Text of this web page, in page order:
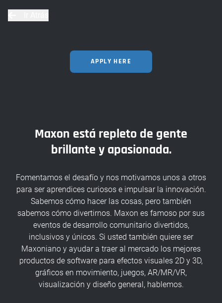
APPLY HERE
Maxon está repleto de gente
brillante y apasionada.
Fomentamos el desafío y nos motivamos unos a otros
para ser aprendices curiosos e impulsar la innovación.
Sabemos cómo hacer las cosas, pero también
sabemos cómo divertirnos. Maxon es famoso por sus
eventos de desarrollo comunitario divertidos,
inclusivos y únicos. Si usted también quiere ser
Maxoniano y ayudar a traer al mercado los mejores
productos de software para efectos visuales 2D y 3D,
gráficos en movimiento, juegos, AR/MR/VR,
visualización y diseño general, hablemos.